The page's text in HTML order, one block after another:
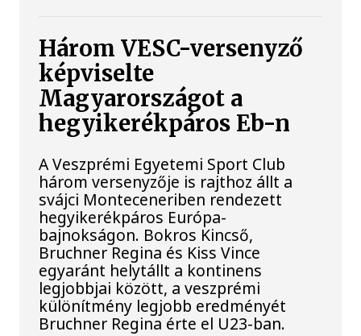
Három VESC-versenyző
képviselte
Magyarországot a
hegyikerékpáros Eb-n
A Veszprémi Egyetemi Sport Club
három versenyzője is rajthoz állt a
svájci Monteceneriben rendezett
hegyikerékpáros Európa-
bajnokságon. Bokros Kincső,
Bruchner Regina és Kiss Vince
egyaránt helytállt a kontinens
legjobbjai között, a veszprémi
különítmény legjobb eredményét
Bruchner Regina érte el U23-ban.